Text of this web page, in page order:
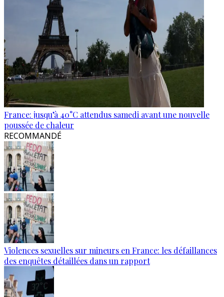
France: jusqu’à 40°C attendus samedi avant une nouvelle
poussée de chaleur
RECOMMANDÉ
Violences sexuelles sur mineurs en France: les défaillances
des enquêtes détaillées dans un rapport